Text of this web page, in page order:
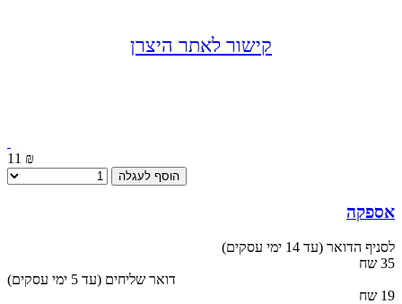
קישור לאתר היצרן
11 ₪
הוסף לעגלה
אספקה
לסניף הדואר (עד 14 ימי עסקים)
35 שח
(עד 5 ימי עסקים) דואר שליחים
19 שח